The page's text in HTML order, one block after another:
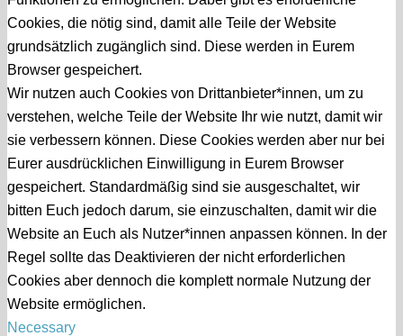
Cookies, die nötig sind, damit alle Teile der Website
grundsätzlich zugänglich sind. Diese werden in Eurem
Browser gespeichert.
Wir nutzen auch Cookies von Drittanbieter*innen, um zu
verstehen, welche Teile der Website Ihr wie nutzt, damit wir
sie verbessern können. Diese Cookies werden aber nur bei
Eurer ausdrücklichen Einwilligung in Eurem Browser
gespeichert. Standardmäßig sind sie ausgeschaltet, wir
bitten Euch jedoch darum, sie einzuschalten, damit wir die
Website an Euch als Nutzer*innen anpassen können. In der
Regel sollte das Deaktivieren der nicht erforderlichen
Cookies aber dennoch die komplett normale Nutzung der
Website ermöglichen.
Necessary